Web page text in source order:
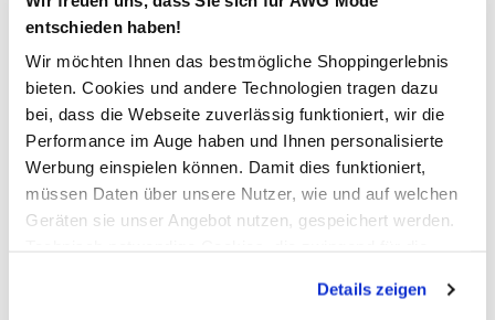
entschieden haben!
Wir möchten Ihnen das bestmögliche Shoppingerlebnis
bieten. Cookies und andere Technologien tragen dazu
bei, dass die Webseite zuverlässig funktioniert, wir die
Performance im Auge haben und Ihnen personalisierte
Werbung einspielen können. Damit dies funktioniert,
müssen Daten über unsere Nutzer, wie und auf welchen
Geräten sie unser Angebot nutzen, gespeichert werden.
werden, werden bei der Nutzung der Webseite auf jeden
Details zeigen
Hailys SS C TP HI44LLY Shirt
entzückendes Shirt von Hailys
mit Rundhals-Ausschnitt
Herzen aus Pailletten oder gestickt
schmale Passform
angenehmes Material
Rücken uni
ein echter Hingucker mit Pfiff